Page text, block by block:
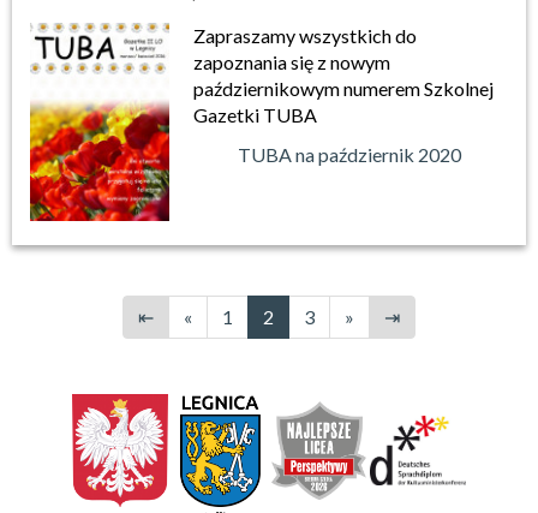
Zapraszamy wszystkich do
zapoznania się z nowym
październikowym numerem Szkolnej
Gazetki TUBA
TUBA na październik 2020
⇤ « 1 2 3 » ⇥